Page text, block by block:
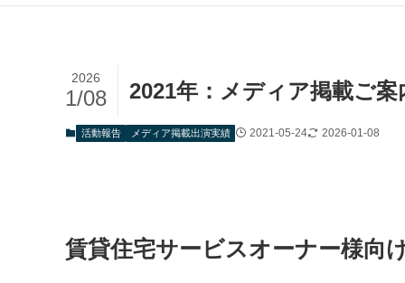
2021年：メディア掲載ご案
2026
1/08
活動報告 メディア掲載出演実績 2021-05-24 2026-01-08
賃貸住宅サービスオーナー様向